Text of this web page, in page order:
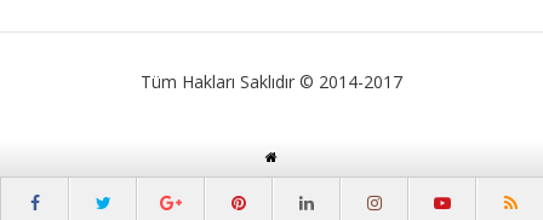
Tüm Hakları Saklıdır © 2014-2017